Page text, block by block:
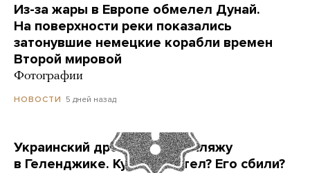
Из-за жары в Европе обмелел Дунай.
На поверхности реки показались
затонувшие немецкие корабли времен
Второй мировой
Фотографии
НОВОСТИ 5 дней назад
Украинский дрон попал по пляжу
в Геленджике. Куда он летел? Его сбили?